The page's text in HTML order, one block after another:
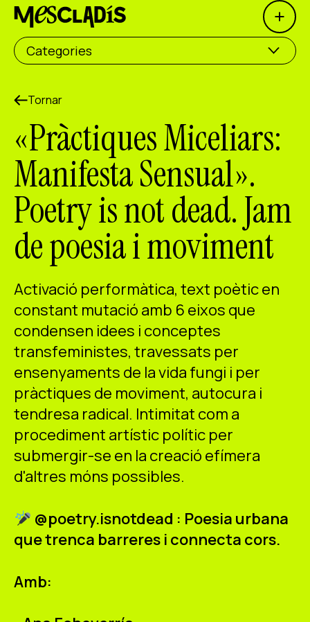
Open
Productora social
Productora d'experiències
Productora d'ocupació
Productora de coneixement
Productora cultural
Agenda
Els nostres tallers
Blog
Contacte
Facebook Instagram Youtube
ES CA EN
Categories
Tornar
«Pràctiques Miceliars:
Manifesta Sensual».
Poetry is not dead. Jam
de poesia i moviment
Activació performàtica, text poètic en
constant mutació amb 6 eixos que
condensen idees i conceptes
transfeministes, travessats per
ensenyaments de la vida fungi i per
pràctiques de moviment, autocura i
tendresa radical. Intimitat com a
procediment artístic polític per
submergir-se en la creació efímera
d'altres móns possibles.
@poetry.isnotdead : Poesia urbana
que trenca barreres i connecta cors.
Amb: